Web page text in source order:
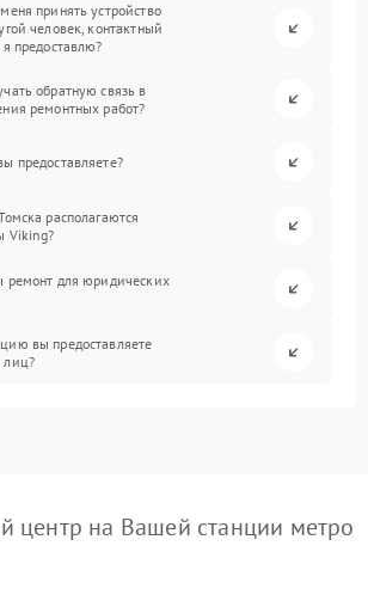
принять устройство
человек, контактный
предоставлю?
обратную связь в
ремонтных работ?
предоставляете?
располагаются
Viking?
ремонт для юридических
вы предоставляете
лиц?
центр на Вашей станции метро